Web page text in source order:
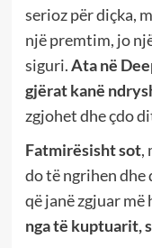
serioz për diçka,
një premtim, jo
siguri.Ata në
gjërat kanë
zgjohet dhe çdo
Fatmirësisht sot,
do të ngrihen dhe
që janë zgjuar më
nga të kuptuarit,